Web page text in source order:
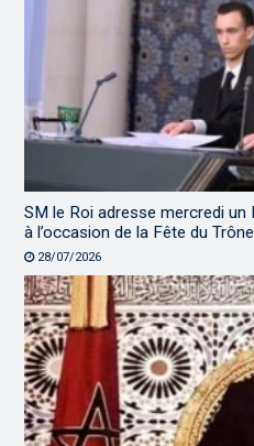
SM le Roi adresse mercredi un
à l’occasion de la Fête du Trône
28/07/2026